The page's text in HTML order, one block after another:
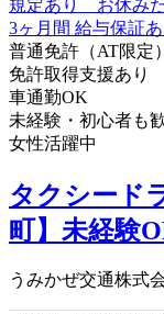
普通免許（AT限定）
免許取得支援あり
車通勤OK
未経験・初心者も
女性活躍中
タクシード
町】未経験
うみかぜ交通株式